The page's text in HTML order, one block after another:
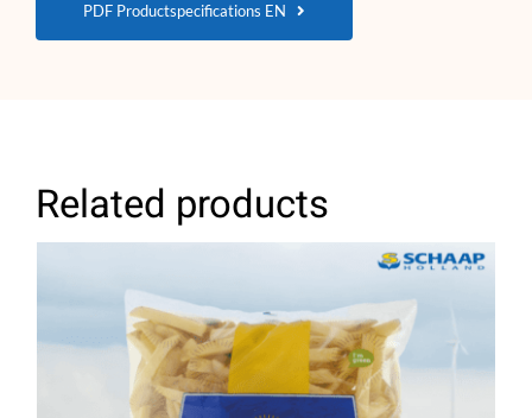
PDF Productspecifications EN
Related products